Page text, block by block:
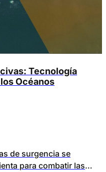
Tecnología
Océanos
de surgencia se
para combatir las